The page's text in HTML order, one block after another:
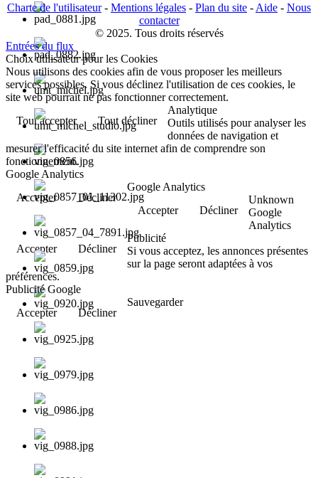
Charte de l'utilisateur- Mentions légales - Plan du site - Aide - Nous
contacter
© 2025. Tous droits réservés
Entrées du flux
Choix utilisateur pour les Cookies
Nous utilisons des cookies afin de vous proposer les meilleurs
services possibles. Si vous déclinez l'utilisation de ces cookies, le
site web pourrait ne pas fonctionner correctement.
Tout accepter
Tout décliner
Analytique
Outils utilisés pour analyser les
données de navigation et
mesurer l'efficacité du site internet afin de comprendre son
fonctionnement.
Google Analytics
Accepter
Décliner
Google Analytics
Accepter
Décliner
Unknown
Google
Analytics
Accepter
Décliner
Publicité
Si vous acceptez, les annonces présentes
sur la page seront adaptées à vos
préférences.
Publicité Google
Accepter
Décliner
Sauvegarder